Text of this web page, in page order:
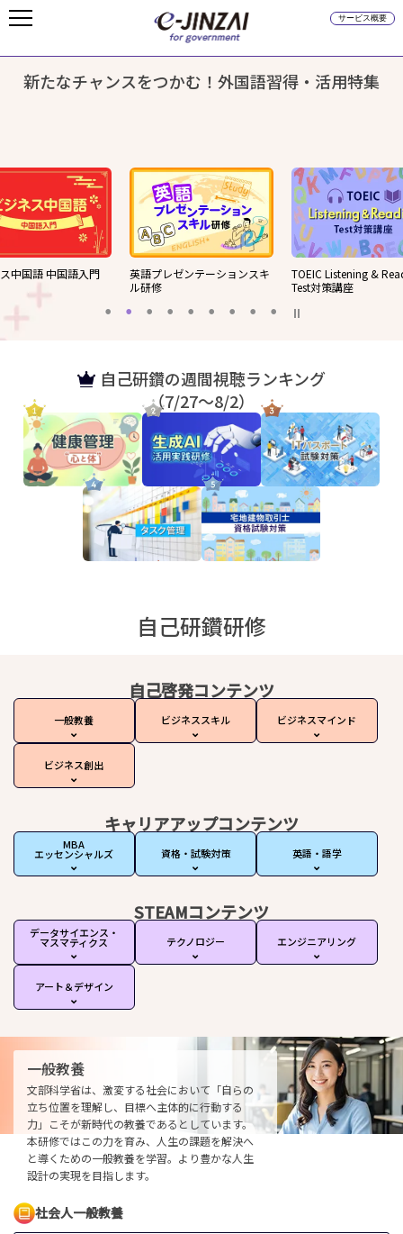
サービス概要
新たなチャンスをつかむ！外国語習得・活用特集
レゼンテーションスキ
TOEIC Listening & Reading
Test対策講座
英語ライティングス
自己研鑽の週間視聴ランキング
（7/27～8/2）
自己研鑽研修
自己啓発コンテンツ
一般教養 ビジネススキル ビジネスマインド
ビジネス創出
キャリアアップコンテンツ
MBA
エッセンシャルズ 資格・試験対策 英語・語学
STEAMコンテンツ
データサイエンス・
マスマティクス テクノロジー エンジニアリング
アート＆デザイン
一般教養
文部科学省は、激変する社会において「自らの
立ち位置を理解し、目標へ主体的に行動する
力」こそが新時代の教養であるとしています。
本研修ではこの力を育み、人生の課題を解決へ
と導くための一般教養を学習。より豊かな人生
設計の実現を目指します。
社会人一般教養